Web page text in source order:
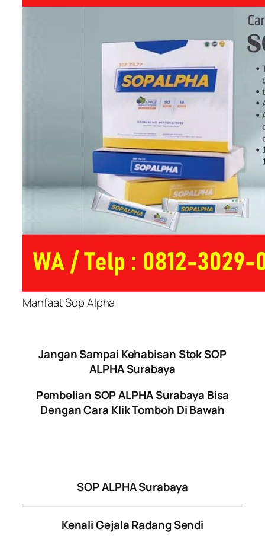
Manfaat Sop Alpha
Jangan Sampai Kehabisan Stok SOP
ALPHA Surabaya
Pembelian SOP ALPHA Surabaya Bisa
Dengan Cara Klik Tomboh Di Bawah
SOP ALPHA Surabaya
Kenali Gejala Radang Sendi